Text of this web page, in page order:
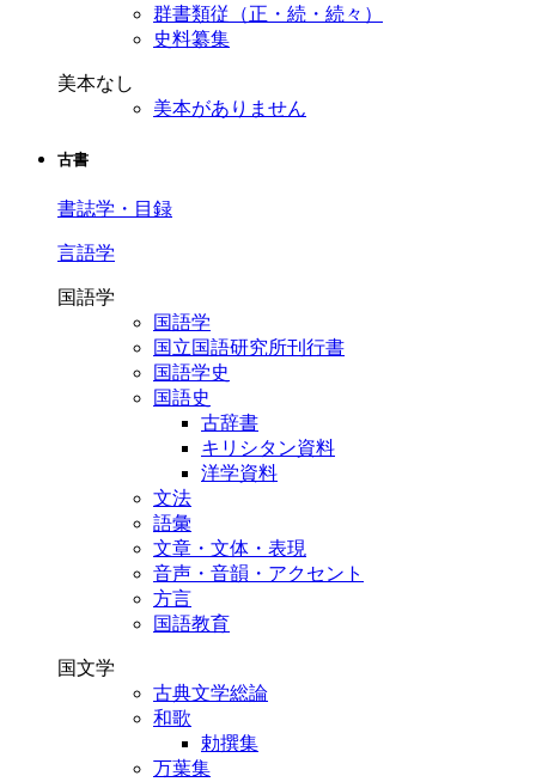
群書類従（正・続・続々）
史料纂集
美本なし
美本がありません
古書
書誌学・目録
言語学
国語学
国語学
国立国語研究所刊行書
国語学史
国語史
古辞書
キリシタン資料
洋学資料
文法
語彙
文章・文体・表現
音声・音韻・アクセント
方言
国語教育
国文学
古典文学総論
和歌
勅撰集
万葉集